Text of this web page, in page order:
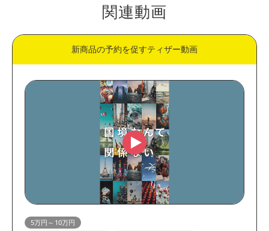
関連動画
新商品の予約を促すティザー動画
5万円～10万円